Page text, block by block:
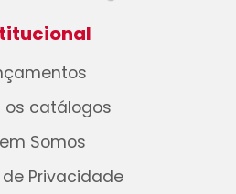
os catálogos
Somos
Privacidade